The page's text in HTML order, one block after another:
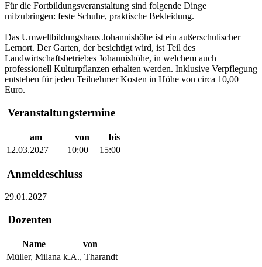
Für die Fortbildungsveranstaltung sind folgende Dinge
mitzubringen: feste Schuhe, praktische Bekleidung.
Das Umweltbildungshaus Johannishöhe ist ein außerschulischer
Lernort. Der Garten, der besichtigt wird, ist Teil des
Landwirtschaftsbetriebes Johannishöhe, in welchem auch
professionell Kulturpflanzen erhalten werden. Inklusive Verpflegung
entstehen für jeden Teilnehmer Kosten in Höhe von circa 10,00
Euro.
Veranstaltungstermine
am von
bis
12.03.2027
10:00 15:00
Anmeldeschluss
29.01.2027
Dozenten
Name
von
Müller, Milana k.A., Tharandt